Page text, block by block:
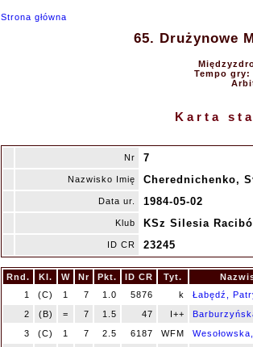
Strona główna
65. Drużynowe
Tempo gry:
Karta
Nr 7
Nazwisko Imię Cherednichenko,
Data ur. 1984-05-02
Klub KSz Silesia
ID CR 23245
Rnd. Kl. W Nr Pkt. ID CR Tyt.
1
(C) 1 7 1.0 5876 k
Łabędź,
2
(B) = 7 1.5 47 I++
3
(C) 1 7 2.5 6187 WFM